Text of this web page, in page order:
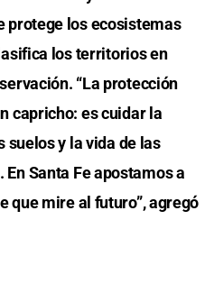
protege los ecosistemas
los territorios en
“La protección
capricho: es cuidar la
suelos y la vida de las
Santa Fe apostamos a
que mire al futuro”, agregó